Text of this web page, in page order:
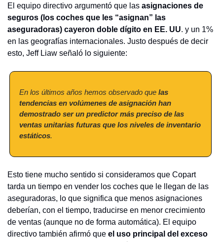
El equipo directivo argumentó que las asignaciones de
seguros (los coches que les “asignan” las
aseguradoras) cayeron doble dígito en EE. UU. y un 1%
en las geografías internacionales. Justo después de decir
esto, Jeff Liaw señaló lo siguiente:
En los últimos años hemos observado que las
tendencias en volúmenes de asignación han
demostrado ser un predictor más preciso de las
ventas unitarias futuras que los niveles de inventario
estáticos.
Esto tiene mucho sentido si consideramos que Copart
tarda un tiempo en vender los coches que le llegan de las
aseguradoras, lo que significa que menos asignaciones
deberían, con el tiempo, traducirse en menor crecimiento
de ventas (aunque no de forma automática). El equipo
directivo también afirmó que el uso principal del exceso